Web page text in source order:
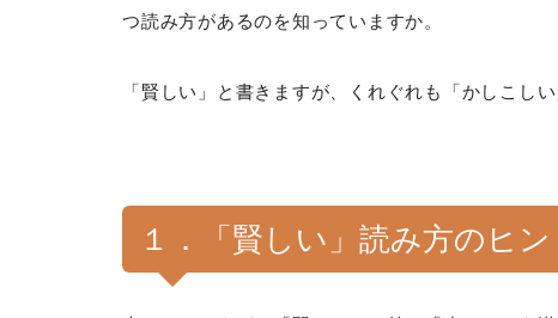
つ読み方があるのを知っていますか。
「賢しい」と書きますが、くれぐれも「かしこし
１．「賢しい」読み方のヒン